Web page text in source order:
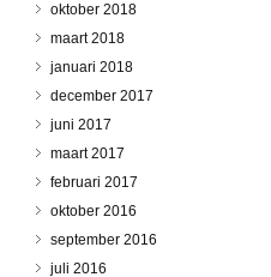
oktober 2018
maart 2018
januari 2018
december 2017
juni 2017
maart 2017
februari 2017
oktober 2016
september 2016
juli 2016